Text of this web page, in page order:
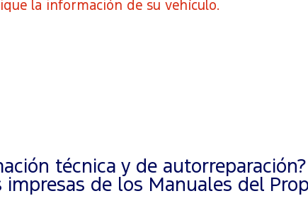
la información de su vehículo.
técnica y de autorreparación?
de los Manuales del